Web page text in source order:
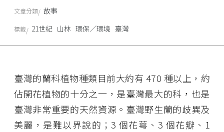
臺灣的蘭科植物種類目前大約有 470 種以上，約
佔開花植物的十分之一，是臺灣最大的科，也是
臺灣非常重要的天然資源。臺灣野生蘭的歧異及
美麗，是難以界說的；3 個花萼、3 個花瓣、1
文章分類 故事
標籤 21世紀 山林 環保／環境 臺灣